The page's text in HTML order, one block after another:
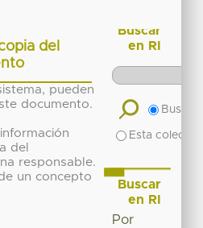
del
pueden
documento.
del
responsable.
un concepto
Buscar
en RI
Buscar
Esta
Buscar
en RI
Por